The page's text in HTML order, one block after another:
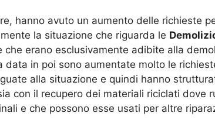
hanno avuto un aumento delle richieste
la situazione che riguarda le
erano esclusivamente adibite alla
in poi sono aumentate molto le
alla situazione e quindi hanno
con il recupero dei materiali riciclati dove
e che possono esse usati per altre